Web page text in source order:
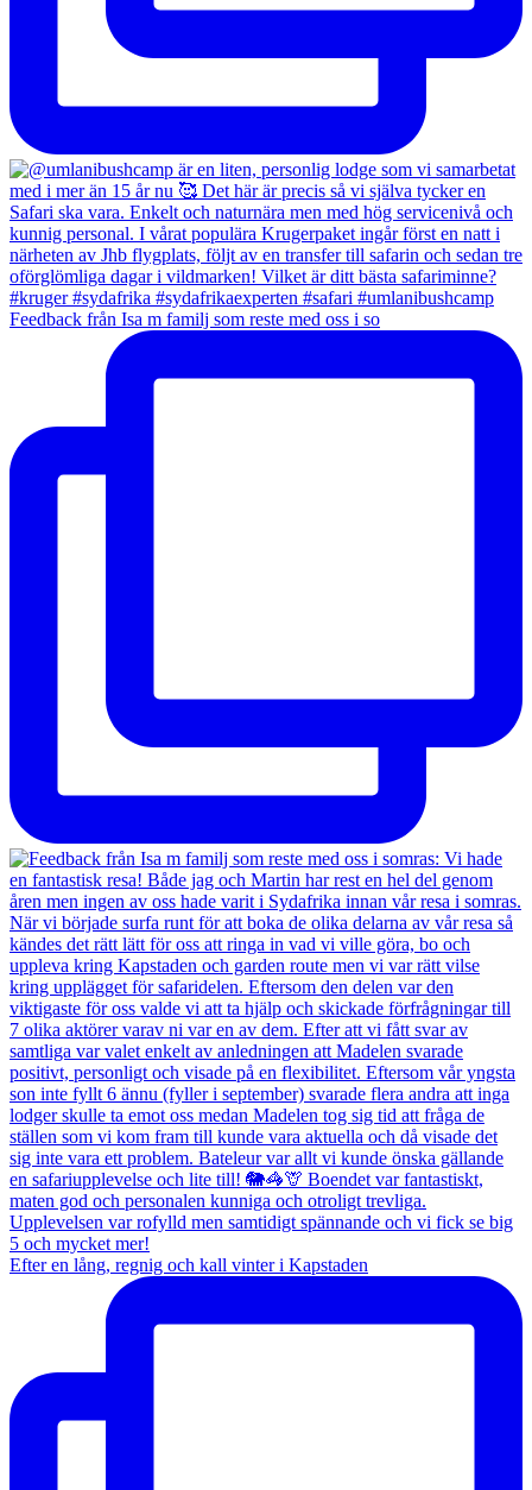
Feedback från Isa m familj som reste med oss i so
Efter en lång, regnig och kall vinter i Kapstaden